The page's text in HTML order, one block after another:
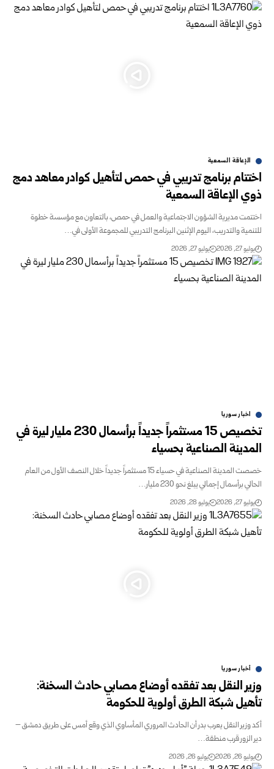
الإعاقة السمعية
اختتام برنامج تدريبي في حمص لتأهيل كوادر معاهد دمج
ذوي الإعاقة السمعية
اختتمت مديرية الشؤون الاجتماعية والعمل في حمص، بالتعاون مع مؤسسة خطوة
للتنمية والتدريب، اليوم الإثنين البرنامج التدريبي للمجموعة الأولى في…
يوليو 27, 2026 يوليو 27, 2026
اخبار سوريا
تخصيص 15 مستثمراً جديداً برأسمال 230 مليار ليرة في
المدينة الصناعية بحسياء
خصصت المدينة الصناعية في حسياء 15 مستثمراً جديداً خلال النصف الأول من العام
الحالي برأسمال إجمالي يبلغ نحو 230 مليار…
يوليو 27, 2026 يوليو 28, 2026
أخبار سوريا
وزير النقل بعد تفقده أوضاع مصابي حادث السخنة:
تأهيل شبكة الطرق أولوية للحكومة
أكد وزير النقل يعرب بدر أن الحادث المروري المأساوي الذي وقع أمس على طريق دمشق –
دير الزور قرب منطقة…
يوليو 26, 2026 يوليو 26, 2026